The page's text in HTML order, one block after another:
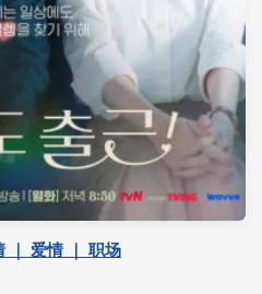
｜ 爱情 ｜ 职场